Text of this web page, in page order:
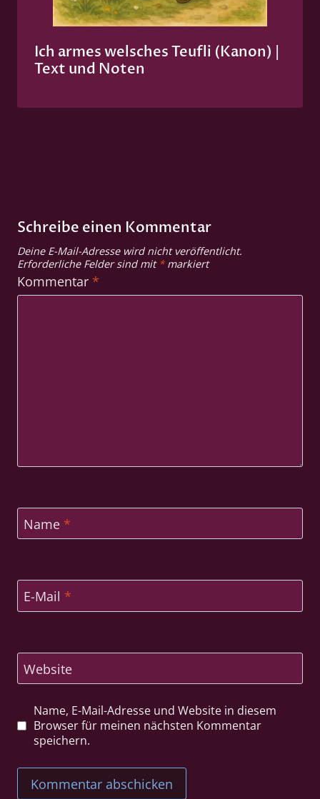
Ich armes welsches Teufli (Kanon) |
Text und Noten
Schreibe einen Kommentar
Deine E-Mail-Adresse wird nicht veröffentlicht.
Erforderliche Felder sind mit *markiert
Kommentar *
Name *
E-Mail *
Website
Name, E-Mail-Adresse und Website in diesem
Browser für meinen nächsten Kommentar
speichern.